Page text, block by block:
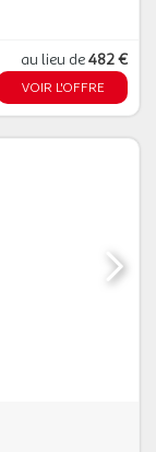
au lieu de482 €
VOIR L'OFFRE